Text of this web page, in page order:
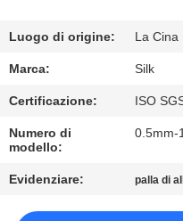
RICHIEDA
UNA
CITAZIONE
MAPPA
DEL
SITO
Luogo di origine: La Cina
Marca: Silk
Certificazione: ISO
Numero di
modello:
0.5mm-
Evidenziare: palla di